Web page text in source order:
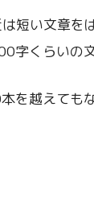
短い文章を
字くらいの
を越えても